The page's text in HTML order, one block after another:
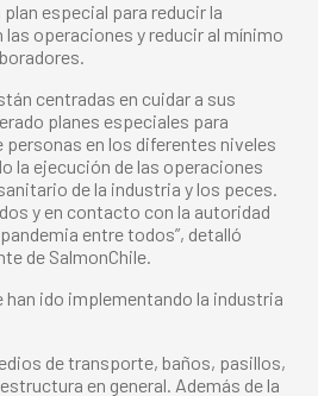
especial para reducir la
las operaciones y reducir al mínimo
centradas en cuidar a sus
planes especiales para
personas en los diferentes niveles
la ejecución de las operaciones
de la industria y los peces.
y en contacto con la autoridad
entre todos”, detalló
de SalmonChile.
han ido implementando la industria
de transporte, baños, pasillos,
en general. Además de la